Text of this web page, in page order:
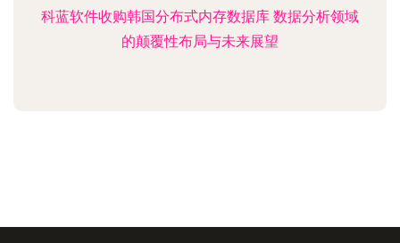
科蓝软件收购韩国分布式内存数据库 数据分析领域
的颠覆性布局与未来展望